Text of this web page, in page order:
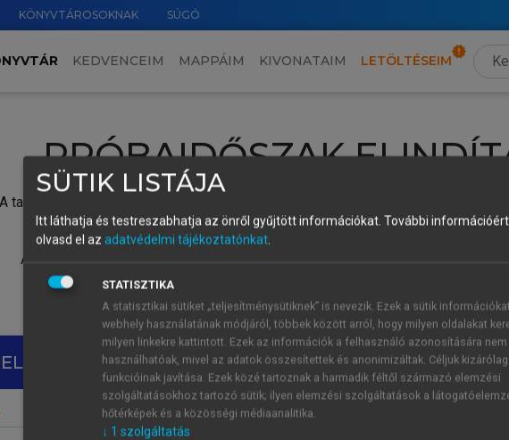
KÖNYVTÁROSOKNAK SÚGÓ
KEDVENCEIM MAPPÁIM KIVONATAIM LETÖLTÉSEIM
PRÓBAIDŐSZAK
A tartalom megtekintéséhez lépj be a saját fiókoddal, iskolai azonosítóddal vagy
Új felhasználóként1 óra díjmentes hozzáférésrevagy
A próbaidőszak elindításához,
vagy hozz
A regisztráció után a
SAJÁT FIÓKKAL ÚJ FIÓK
1 óra
SÜTIK LISTÁJA
Itt láthatja és testreszabhatja az önről gyűjtött információkat. További
olvasd el az adatvédelmi tájékoztatónkat.
STATISZTIKA
A statisztikai sütiket „teljesítménysütiknek” is nevezik. Ezek a sütik
webhely használatának módjáról, többek között arról, hogy milyen oldalakat
milyen linkekre kattintott. Ezek az információk a felhasználó azonosítására nem
használhatóak, mivel az adatok összesítettek és anonimizáltak. Céljuk
funkcióinak javítása. Ezek közé tartoznak a harmadik féltől származó elemzési
szolgáltatásokhoz tartozó sütik; ilyen elemzési szolgáltatások a
hőtérképek és a közösségi médiaanalitika.
↓ 1 szolgáltatás